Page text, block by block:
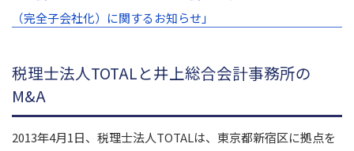
（完全子会社化）に関するお知らせ」
税理士法人TOTALと井上総合会計事務所の
M&A
2013年4月1日、税理士法人TOTALは、東京都新宿区に拠点を